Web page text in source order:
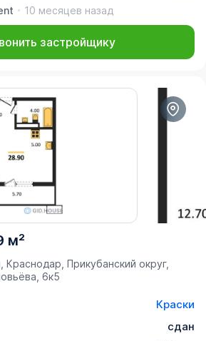
10 месяцев назад
застройщику
м²
Краснодар, Прикубанский округ,
6к5
Краски
сдан